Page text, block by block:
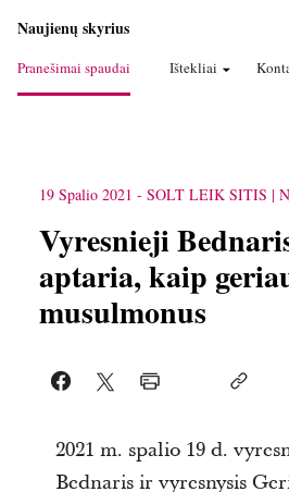
Naujienų skyrius
Pranešimai spaudai Ištekliai
19 Spalio 2021 - SOLT LEIK SITIS
Vyresnieji
aptaria, kaip
musulmonus
2021 m. spalio 19 d.
Bednaris ir vyresnysis